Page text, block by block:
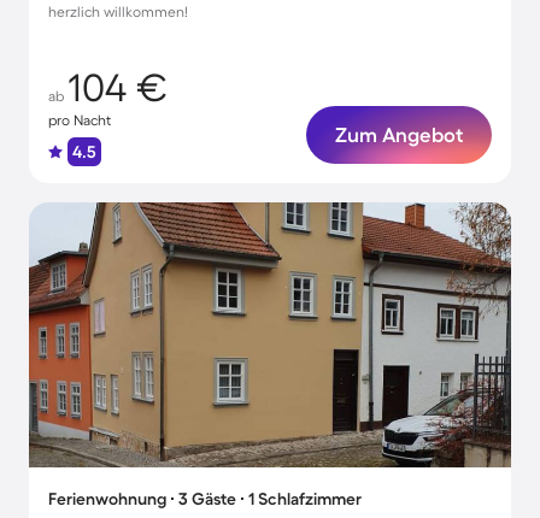
herzlich willkommen!
ab 104 €
pro Nacht
4.5
Zum Angebot
Ferienwohnung ∙ 3 Gäste ∙ 1 Schlafzimmer